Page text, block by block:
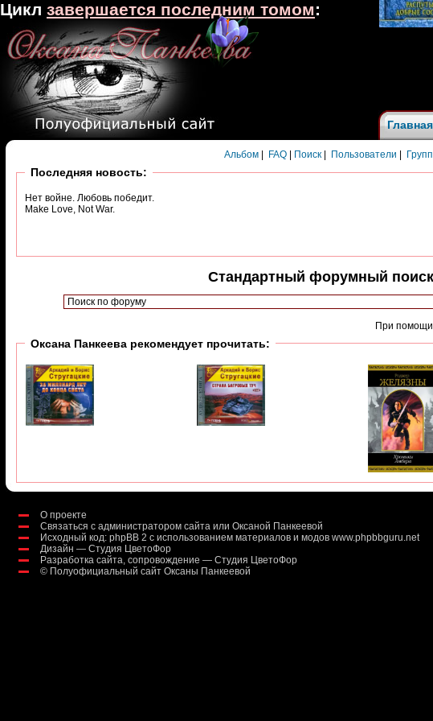
Главная
Альбом FAQ Поиск Пользователи
Последняя новость:
Нет войне. Любовь победит.
Make Love, Not War.
Стандартный форумный поиск
При помощи
Оксана Панкеева рекомендует прочитать:
О проекте
Связаться с администратором сайта или Оксаной Панкеевой
Исходный код: phpBB 2 с использованием материалов и модов www.phpbbguru.net
Дизайн — Студия ЦветоФор
Разработка сайта, сопровождение — Студия ЦветоФор
© Полуофициальный сайт Оксаны Панкеевой
Цикл завершается последним томом: